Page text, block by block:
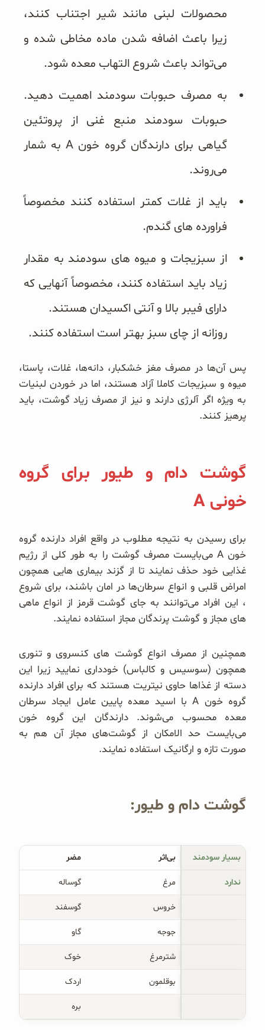
محصولات لبنی مانند شیر اجتناب کنند،
زیرا باعث اضافه شدن ماده مخاطی شده و
می‌تواند باعث شروع التهاب معده شود.
به مصرف حبوبات سودمند اهمیت دهید.
حبوبات سودمند منبع غنی از پروتئین
گیاهی برای دارندگان گروه خون A به شمار
می‌روند.
باید از غلات کمتر استفاده کنند مخصوصاً
فراورده های گندم.
از سبزیجات و میوه های سودمند به مقدار
زیاد باید استفاده کنند، مخصوصاً آنهایی که
دارای فیبر بالا و آنتی اکسیدان هستند.
روزانه از چای سبز بهتر است استفاده کنند.
پس آن‌ها در مصرف مغز خشکبار، دانه‌ها، غلات، پاستا،
میوه و سبزیجات کاملا آزاد هستند، اما در خوردن لبنیات
به ویژه‌ اگر آلرژی دارند و نیز از مصرف زیاد گوشت، باید
پرهیز کنند.
گوشت دام و طیور برای گروه
خونی A
برای رسیدن به نتیجه مطلوب در واقع افراد دارنده گروه
خون A می‌بایست مصرف گوشت را به طور کلی از رژیم
غذایی خود حذف نمایند تا از گزند بیماری هایی همچون
امراض قلبی و انواع سرطان‌ها در امان باشند، برای شروع
، این افراد می‌توانند به جای گوشت قرمز از انواع ماهی
های مجاز و گوشت پرندگان مجاز استفاده نمایند.
همچنین از مصرف انواع گوشت های کنسروی و تنوری
همچون (سوسیس و کالباس) خودداری نمایید زیرا این
دسته از غذاها حاوی نیتریت هستند که برای افراد دارنده
گروه خون A با اسید معده پایین عامل ایجاد سرطان
معده محسوب می‌شوند. دارندگان این گروه خون
می‌بایست حد الامکان از گوشت‌های مجاز آن هم به
صورت تازه و ارگانیک استفاده نمایند.
گوشت دام و طیور:
بسیار سودمند بی‌اثر مضر
ندارد مرغ گوساله
خروس گوسفند
جوجه گاو
شترمرغ خوک
بوقلمون اردک
بره